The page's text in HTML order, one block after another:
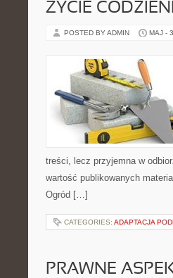
ŻYCIE
POSTED BY ADMIN MAJ -
treści, lecz przyjemna w
wartość publikowanych
Ogród […]
CATEGORIES: ADAPTACJA
PRAWNE